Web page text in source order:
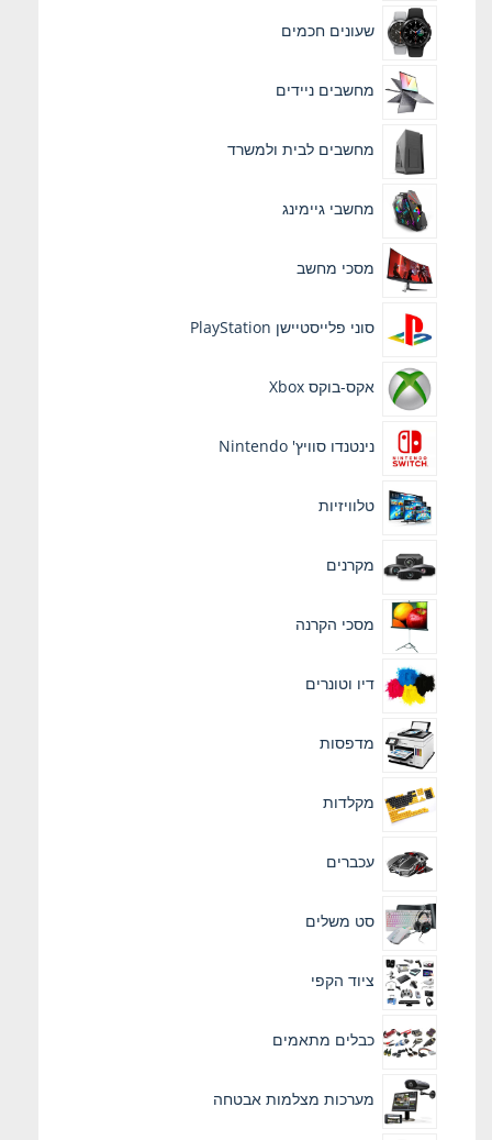
שעונים חכמים
מחשבים ניידים
מחשבים לבית ולמשרד
מחשבי גיימינג
מסכי מחשב
סוני פלייסטיישן PlayStation
אקס-בוקס Xbox
נינטנדו סוויץ' Nintendo
טלוויזיות
מקרנים
מסכי הקרנה
דיו וטונרים
מדפסות
מקלדות
עכברים
סט משלים
ציוד הקפי
כבלים מתאמים
מערכות מצלמות אבטחה